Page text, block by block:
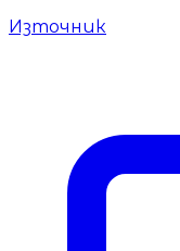
Източник